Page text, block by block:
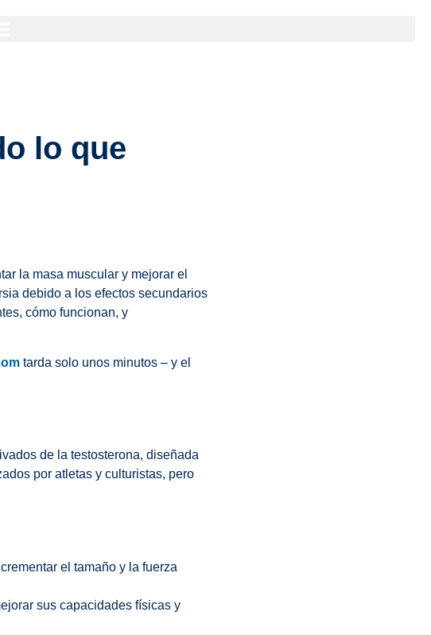
lo que
la masa muscular y mejorar el
debido a los efectos secundarios
cómo funcionan, y
tarda solo unos minutos – y el
de la testosterona, diseñada
por atletas y culturistas, pero
el tamaño y la fuerza
sus capacidades físicas y